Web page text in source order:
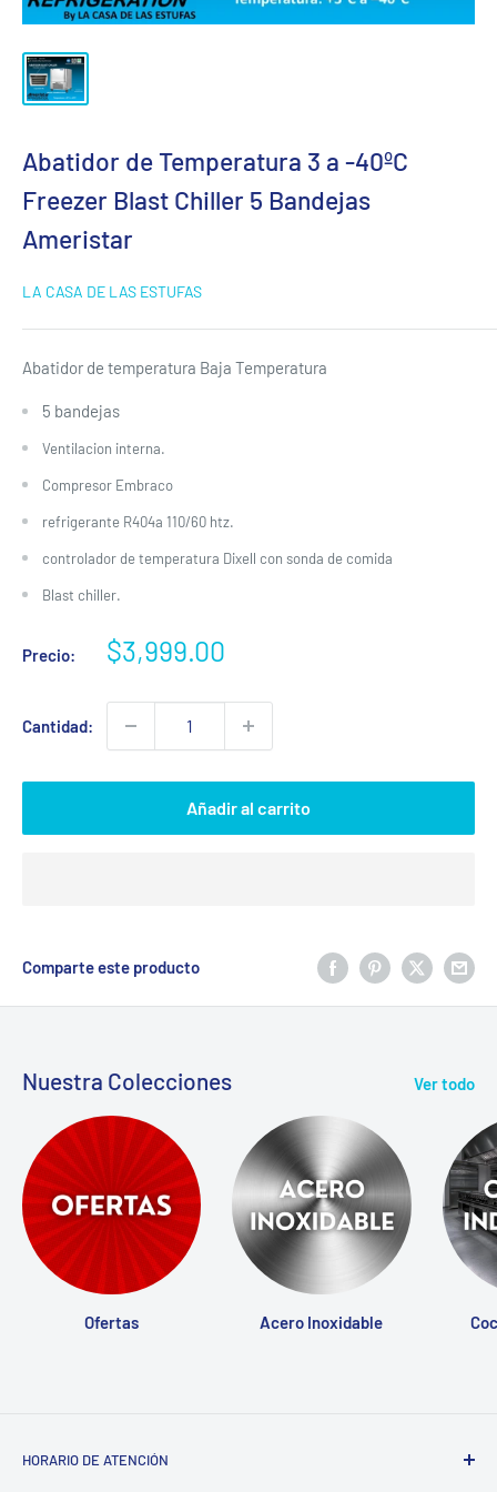
Abatidor de Temperatura 3 a -40ºC
Freezer Blast Chiller 5 Bandejas
Ameristar
LA CASA DE LAS ESTUFAS
Abatidor de temperatura Baja Temperatura
5 bandejas
Ventilacion interna.
Compresor Embraco
refrigerante R404a 110/60 htz.
controlador de temperatura Dixell con sonda de comida
Blast chiller.
Precio:
Precio
venta
$3,999.00
Cantidad:
Añadir al carrito
Comparte este producto
Nuestra Colecciones Ver todo
Ofertas Acero Inoxidable
HORARIO DE ATENCIÓN